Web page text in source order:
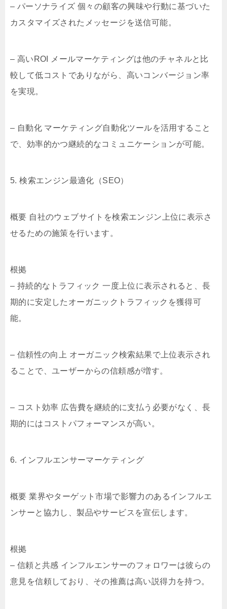
– パーソナライズ 個々の顧客の興味や行動に基づいた
カスタマイズされたメッセージを送信可能。
– 高いROI メールマーケティングは他のチャネルと比
較して低コストでありながら、高いコンバージョン率
を実現。
– 自動化 マーケティング自動化ツールを活用すること
で、効率的かつ継続的なコミュニケーションが可能。
5. 検索エンジン最適化（SEO）
概要 自社のウェブサイトを検索エンジン上位に表示さ
せるための施策を行います。
根拠
– 持続的なトラフィック 一度上位に表示されると、長
期的に安定したオーガニックトラフィックを獲得可
能。
– 信頼性の向上 オーガニック検索結果で上位表示され
ることで、ユーザーからの信頼感が増す。
– コスト効率 広告費を継続的に支払う必要がなく、長
期的にはコストパフォーマンスが高い。
6. インフルエンサーマーケティング
概要 業界やターゲット市場で影響力のあるインフルエ
ンサーと協力し、製品やサービスを宣伝します。
根拠
– 信頼と共感 インフルエンサーのフォロワーは彼らの
意見を信頼しており、その推薦は高い説得力を持つ。